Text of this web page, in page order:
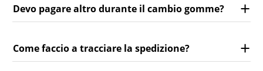
Devo pagare altro durante il cambio gomme?
Come faccio a tracciare la spedizione?